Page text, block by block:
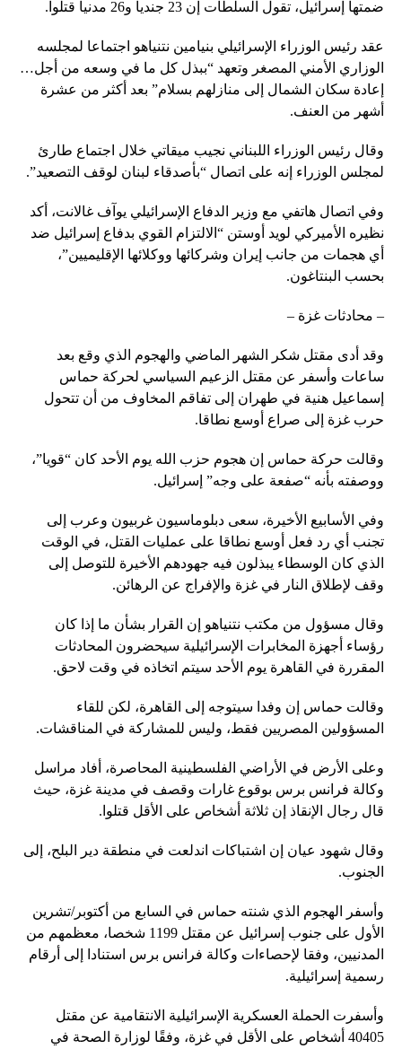
ضمتها إسرائيل، تقول السلطات إن 23 جنديا و26 مدنيا قتلوا.
عقد رئيس الوزراء الإسرائيلي بنيامين نتنياهو اجتماعا لمجلسه
الوزاري الأمني ​​المصغر وتعهد “ببذل كل ما في وسعه من أجل…
إعادة سكان الشمال إلى منازلهم بسلام” بعد أكثر من عشرة
أشهر من العنف.
وقال رئيس الوزراء اللبناني نجيب ميقاتي خلال اجتماع طارئ
لمجلس الوزراء إنه على اتصال “بأصدقاء لبنان لوقف التصعيد”.
وفي اتصال هاتفي مع وزير الدفاع الإسرائيلي يوآف غالانت، أكد
نظيره الأميركي لويد أوستن “الالتزام القوي بدفاع إسرائيل ضد
أي هجمات من جانب إيران وشركائها ووكلائها الإقليميين”،
بحسب البنتاغون.
– محادثات غزة –
وقد أدى مقتل شكر الشهر الماضي والهجوم الذي وقع بعد
ساعات وأسفر عن مقتل الزعيم السياسي لحركة حماس
إسماعيل هنية في طهران إلى تفاقم المخاوف من أن تتحول
حرب غزة إلى صراع أوسع نطاقا.
وقالت حركة حماس إن هجوم حزب الله يوم الأحد كان “قويا”،
ووصفته بأنه “صفعة على وجه” إسرائيل.
وفي الأسابيع الأخيرة، سعى دبلوماسيون غربيون وعرب إلى
تجنب أي رد فعل أوسع نطاقا على عمليات القتل، في الوقت
الذي كان الوسطاء يبذلون فيه جهودهم الأخيرة للتوصل إلى
وقف لإطلاق النار في غزة والإفراج عن الرهائن.
وقال مسؤول من مكتب نتنياهو إن القرار بشأن ما إذا كان
رؤساء أجهزة المخابرات الإسرائيلية سيحضرون المحادثات
المقررة في القاهرة يوم الأحد سيتم اتخاذه في وقت لاحق.
وقالت حماس إن وفدا سيتوجه إلى القاهرة، لكن للقاء
المسؤولين المصريين فقط، وليس للمشاركة في المناقشات.
وعلى الأرض في الأراضي الفلسطينية المحاصرة، أفاد مراسل
وكالة فرانس برس بوقوع غارات وقصف في مدينة غزة، حيث
قال رجال الإنقاذ إن ثلاثة أشخاص على الأقل قتلوا.
وقال شهود عيان إن اشتباكات اندلعت في منطقة دير البلح، إلى
الجنوب.
وأسفر الهجوم الذي شنته حماس في السابع من أكتوبر/تشرين
الأول على جنوب إسرائيل عن مقتل 1199 شخصا، معظمهم من
المدنيين، وفقا لإحصاءات وكالة فرانس برس استنادا إلى أرقام
رسمية إسرائيلية.
وأسفرت الحملة العسكرية الإسرائيلية الانتقامية عن مقتل
40405 أشخاص على الأقل في غزة، وفقًا لوزارة الصحة في